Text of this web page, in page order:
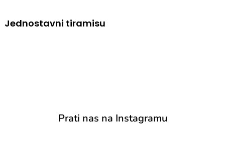
Jednostavni tiramisu
Prati nas na Instagramu